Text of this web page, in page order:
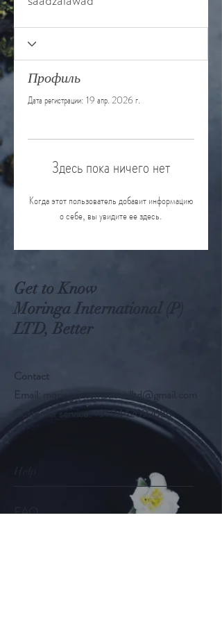
Профиль
Дата регистрации: 19 апр. 2026 г.
Здесь пока ничего нет
Когда этот пользователь добавит информацию
о себе, вы увидите ее здесь.
Get to Know
Moringa International (P)
LTD, Better
Contact
Email: moringainternationalltd@gmail.com
Customer service:+91 9442092686
FAQ